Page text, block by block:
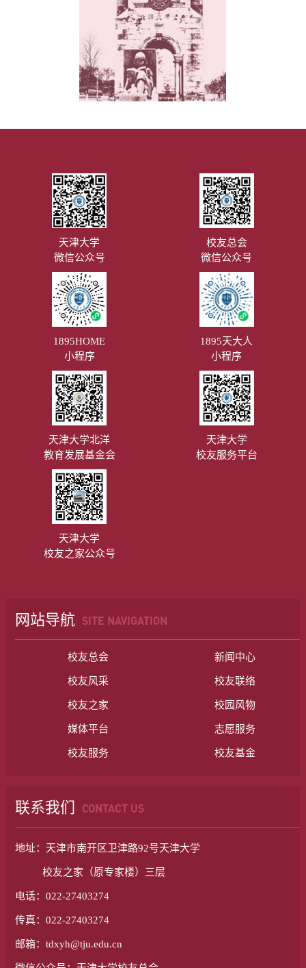
天津大学
微信公众号
校友总会
微信公众号
1895HOME
小程序
1895天大人
小程序
天津大学北洋
教育发展基金会
天津大学
校友服务平台
天津大学
校友之家公众号
网站导航 SITE NAVIGATION
校友总会 新闻中心
校友风采 校友联络
校友之家 校园风物
媒体平台 志愿服务
校友服务 校友基金
联系我们 CONTACT US
地址：天津市南开区卫津路92号天津大学
校友之家（原专家楼）三层
电话：022-27403274
传真：022-27403274
邮箱：tdxyh@tju.edu.cn